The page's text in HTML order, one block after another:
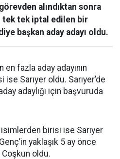
alındıktan sonra
tek tek iptal edilen bir
başkan aday adayı oldu.
fazla aday adayının
ise Sarıyer oldu. Sarıyer’de
adaylığı için başvuruda
isimlerden birisi ise Sarıyer
yaklaşık 5 ay önce
Coşkun oldu.